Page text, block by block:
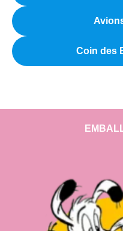
Coin des